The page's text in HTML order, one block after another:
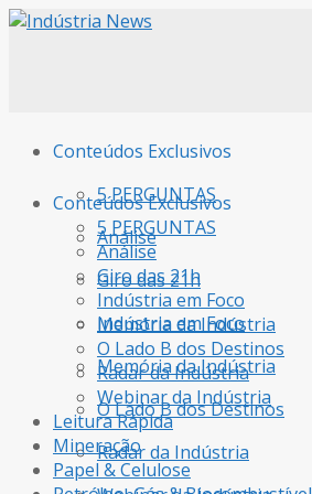
Conteúdos Exclusivos
5 PERGUNTAS
Análise
Giro das 21h
Indústria em Foco
Memória da Indústria
O Lado B dos Destinos
Radar da Indústria
Conteúdos Exclusivos
5 PERGUNTAS
Análise
Giro das 21h
Indústria em Foco
Memória da Indústria
O Lado B dos Destinos
Radar da Indústria
Webinar da Indústria
Leitura Rápida
Mineração
Papel & Celulose